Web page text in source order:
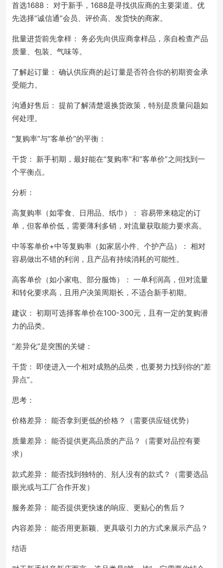
首选1688： 对于新手，1688是寻找供应商的主要渠道。优
先选择“诚信通”会员、评价高、发货快的商家。
批量进货前先拿样： 务必先向供应商拿样品，亲自检查产品
质量、包装、气味等。
了解起订量： 确认供应商的起订量是否符合你的初期资金承
受能力。
沟通好售后： 提前了解清楚退换货政策，特别是质量问题如
何处理。
“复购率”与“客单价”的平衡：
干货： 新手初期，最好能在“复购率”和“客单价”之间找到一
个平衡点。
分析：
高复购率（如零食、日用品、纸巾）： 容易带来稳定的订
单，但客单价低，需要薄利多销，对流量获取能力要求高。
中等客单价+中等复购率（如家居小件、个护产品）： 相对
容易做出不错的利润，且产品有持续消耗的可能性。
高客单价（如小家电、部分服饰）： 一单利润高，但对流量
和转化要求高，且用户决策周期长，不适合新手初期。
建议： 初期可选择客单价在100-300元，且有一定的复购潜
力的品类。
“差异化”是突围的关键：
干货： 即使进入一个相对成熟的品类，也要努力找到你的“差
异点”。
思考：
价格差异： 能否拿到更低的价格？（需要供应链优势）
质量差异： 能否提供更高品质的产品？（需要对品控有要
求）
款式差异： 能否找到独特的、别人没有的款式？（需要选品
眼光或与工厂合作开发）
服务差异： 能否提供更快速的响应、更贴心的售后？
内容差异： 能否用更新颖、更具吸引力的方式来展示产品？
结语